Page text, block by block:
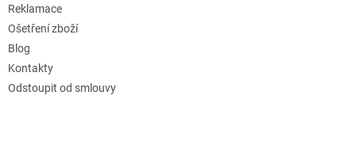
Reklamace
Ošetření zboží
Blog
Kontakty
Odstoupit od smlouvy